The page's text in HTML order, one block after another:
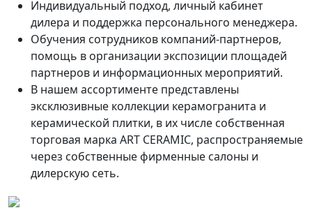
Индивидуальный подход, личный кабинет
дилера и поддержка персонального менеджера.
Обучения сотрудников компаний-партнеров,
помощь в организации экспозиции площадей
партнеров и информационных мероприятий.
В нашем ассортименте представлены
эксклюзивные коллекции керамогранита и
керамической плитки, в их числе собственная
торговая марка ART CERAMIC, распространяемые
через собственные фирменные салоны и
дилерскую сеть.